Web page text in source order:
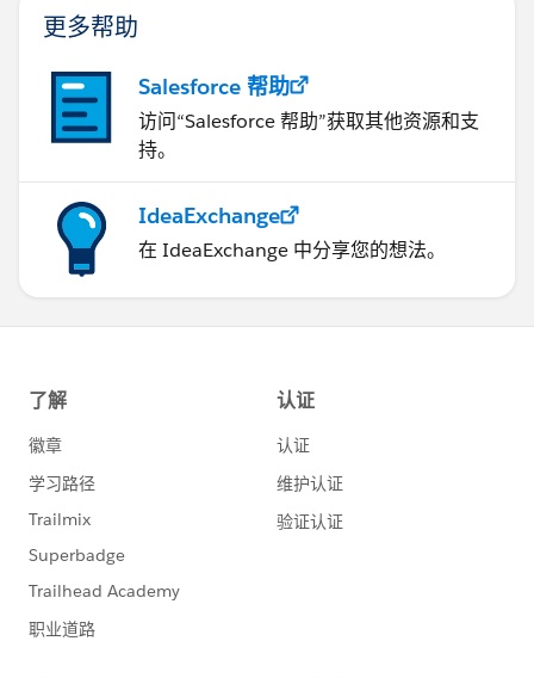
更多帮助
Salesforce 帮助
访问“Salesforce 帮助”获取其他资源和支
持。
IdeaExchange
在 IdeaExchange 中分享您的想法。